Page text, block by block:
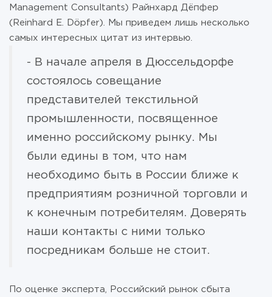
Management Consultants) Райнхард Дёпфер
(Reinhard E. Döpfer). Мы приведем лишь несколько
самых интересных цитат из интервью.
- В начале апреля в Дюссельдорфе
состоялось совещание
представителей текстильной
промышленности, посвященное
именно российскому рынку. Мы
были едины в том, что нам
необходимо быть в России ближе к
предприятиям розничной торговли и
к конечным потребителям. Доверять
наши контакты с ними только
посредникам больше не стоит.
По оценке эксперта, Российский рынок сбыта